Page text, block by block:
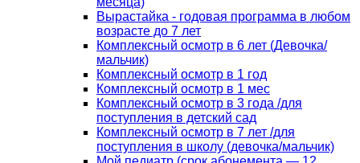
Вырастайка - годовая программа в любом
возрасте до 7 лет
Комплексный осмотр в 6 лет (Девочка/
мальчик)
Комплексный осмотр в 1 год
Комплексный осмотр в 1 мес
Комплексный осмотр в 3 года /для
поступления в детский сад
Комплексный осмотр в 7 лет /для
поступления в школу (девочка/мальчик)